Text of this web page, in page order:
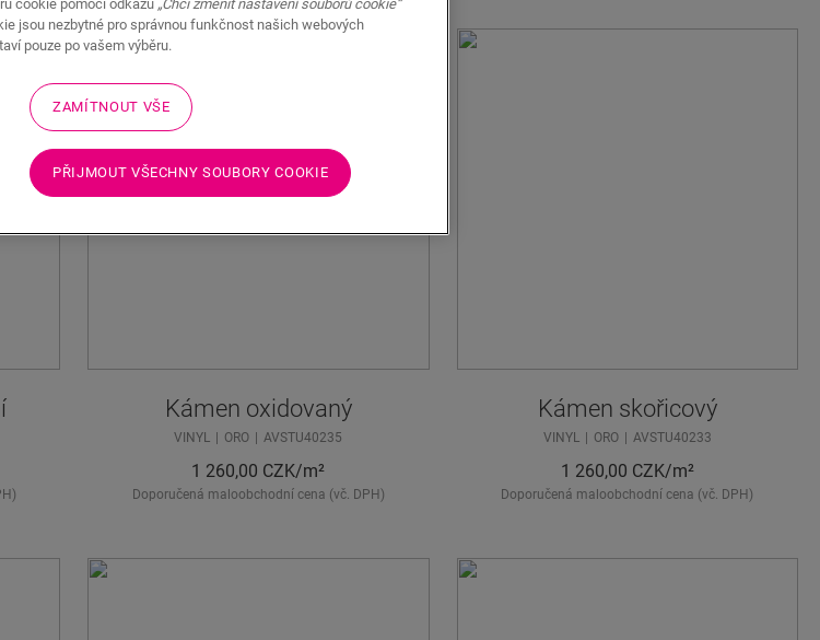
Kámen oxidovaný
VINYL ORO AVSTU40235
1 260,00 CZK/m²
Doporučená maloobchodní cena (vč. DPH)
Kámen skořicový
VINYL ORO AVSTU40233
1 260,00 CZK/m²
Doporučená maloobchodní cena (vč. DPH)
cookie pomocí odkazu „Chci změnit nastavení souborů cookie“
jsou nezbytné pro správnou funkčnost našich webových
pouze po vašem výběru.
ZAMÍTNOUT VŠE
PŘIJMOUT VŠECHNY SOUBORY COOKIE